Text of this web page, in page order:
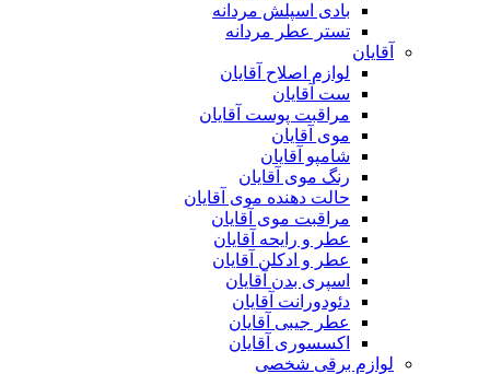
بادی اسپلش مردانه
تستر عطر مردانه
آقایان
لوازم اصلاح آقایان
ست آقایان
مراقبت پوست آقایان
موی آقایان
شامپو آقایان
رنگ موی آقایان
حالت دهنده موی آقایان
مراقبت موی آقایان
عطر و رایحه آقایان
عطر و ادکلن آقایان
اسپری بدن آقایان
دئودورانت آقایان
عطر جیبی آقایان
اکسسوری آقایان
لوازم برقی شخصی